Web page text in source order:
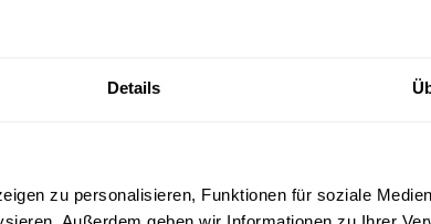
Details
zu personalisieren, Funktionen für soziale
im Bezirk
Heizölpreise sowie weitere lokale Informationen wie
Sie gleich Ihr individuelles Preisangebot mit